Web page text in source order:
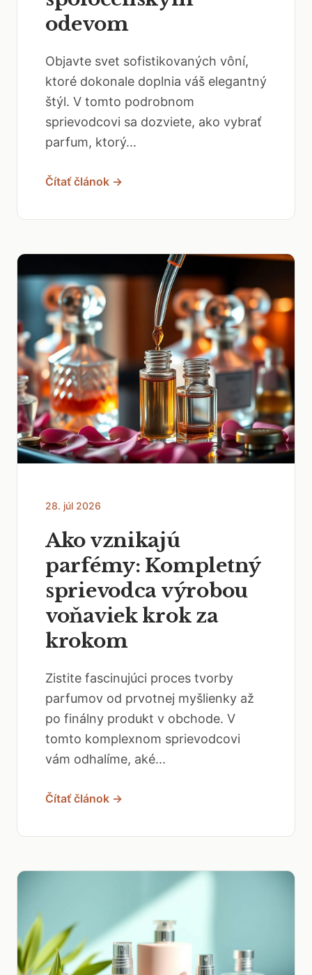
odevom
Objavte svet sofistikovaných vôní,
ktoré dokonale doplnia váš elegantný
štýl. V tomto podrobnom
sprievodcovi sa dozviete, ako vybrať
parfum, ktorý...
Čítať článok →
28. júl 2026
Ako vznikajú
parfémy: Kompletný
sprievodca výrobou
voňaviek krok za
krokom
Zistite fascinujúci proces tvorby
parfumov od prvotnej myšlienky až
po finálny produkt v obchode. V
tomto komplexnom sprievodcovi
vám odhalíme, aké...
Čítať článok →